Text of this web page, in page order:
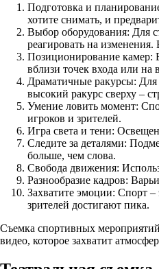
Подготовка и
хотите снимать, и
Выбор оборудования: Для
реагировать на
Позиционирование камер:
вблизи точек входа или на
Драматичные ракурсы:
высокий ракурс сверху –
Умение ловить момент:
игроков и зрителей.
Игра света и тени:
Следите за деталями:
больше, чем слова.
Свобода движения:
Разнообразие кадров:
Захватите эмоции: Спорт –
зрителей достигают пика.
Съемка спортивных
видео, которое захватит